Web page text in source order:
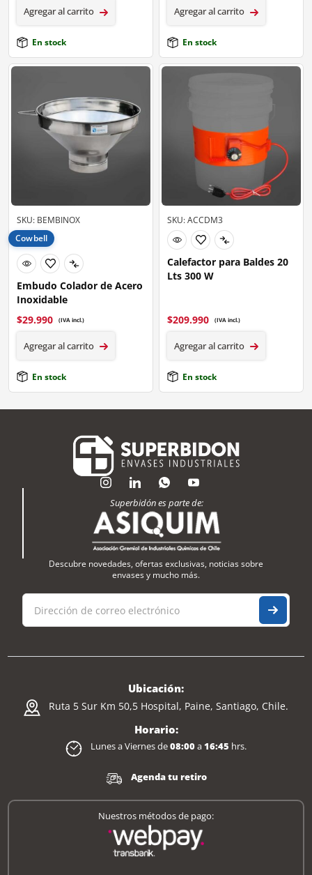
Agregar al carrito
En stock
Agregar al carrito
En stock
SKU: BEMBINOX
Cowbell
Embudo Colador de Acero
Inoxidable
$29.990 (IVA incl.)
Agregar al carrito
En stock
SKU: ACCDM3
Calefactor para Baldes 20
Lts 300 W
$209.990 (IVA incl.)
Agregar al carrito
En stock
Superbidón es parte de:
Descubre novedades, ofertas exclusivas, noticias sobre
envases y mucho más.
Ubicación:
Ruta 5 Sur Km 50,5 Hospital, Paine, Santiago, Chile.
Horario:
Lunes a Viernes de08:00a16:45 hrs.
Agenda tu retiro
Nuestros métodos de pago: